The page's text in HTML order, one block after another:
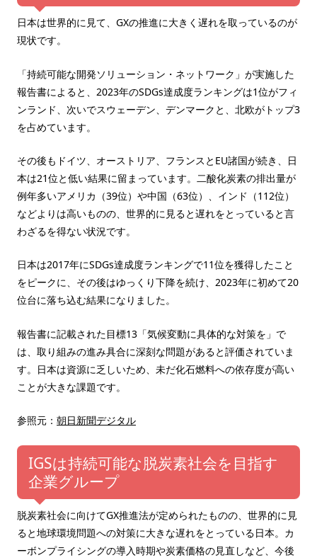
日本は世界的に見て、GXの推進に大きく遅れを取っているのが
現状です。
「持続可能な開発ソリューション・ネットワーク」が実施した
報告書によると、2023年のSDGs達成度ランキングは1位がフィ
ンランド、次いでスウェーデン、デンマークと、北欧がトップ3
を占めています。
その後もドイツ、オーストリア、フランスとEU諸国が続き、日
本は21位と低い結果に留まっています。二酸化炭素の排出量が
例年多いアメリカ（39位）や中国（63位）、インド（112位）
などよりは高いものの、世界的に見ると遅れをとっていると言
わざるを得ない状況です。
日本は2017年にSDGs達成度ランキングで11位を獲得したこと
をピークに、その後はゆっくり下降を続け、2023年に初めて20
位台に落ち込む結果になりました。
報告書に記載された目標13「気候変動に具体的な対策を」で
は、取り組みの進み具合に深刻な問題があると評価されていま
す。日本は資源に乏しいため、未だ化石燃料への依存度が高い
ことが大きな課題です。
参照元： 朝日新聞デジタル
IGSは持続可能な脱炭素社会を目指す
企業グループ
脱炭素社会に向けてGX推進法が定められたものの、世界的に見
ると地球環境問題への対策に大きな遅れをとっている日本。カ
ーボンプライシングの導入時期や炭素価格の見直しなど、今後